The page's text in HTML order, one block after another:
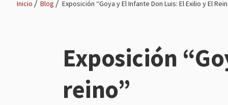
navigation
navegación
Inicio Blog Exposición “Goya y El Infante Don Luis: El Exilio y El
Exposición
reino”